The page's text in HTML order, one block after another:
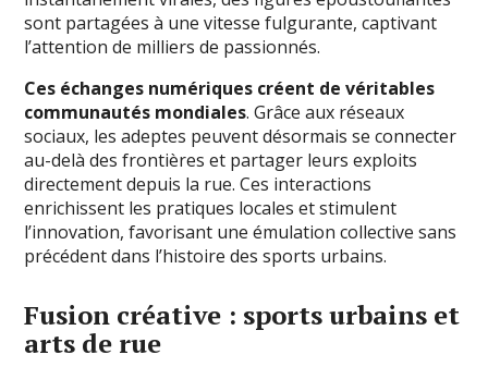
sont partagées à une vitesse fulgurante, captivant
l’attention de milliers de passionnés.
Ces échanges numériques créent de véritables
communautés mondiales. Grâce aux réseaux
sociaux, les adeptes peuvent désormais se connecter
au-delà des frontières et partager leurs exploits
directement depuis la rue. Ces interactions
enrichissent les pratiques locales et stimulent
l’innovation, favorisant une émulation collective sans
précédent dans l’histoire des sports urbains.
Fusion créative : sports urbains et
arts de rue